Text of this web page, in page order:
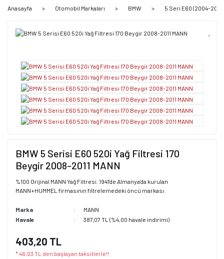
Anasayfa Otomobil Markaları BMW 5 Seri E60 (2004-2011)
BMW 5 Serisi E60 520i Yağ Filtresi 170
Beygir 2008-2011 MANN
%100 Orijinal MANN Yağ Filtresi. 1941'de Almanya'da kurulan
MANN+HUMMEL firmasının filtrelemedeki öncü markası.
Marka
MANN
Havale
387,07 TL (%4,00 havale indirimi)
403,20 TL
* 46,03 TL den başlayan taksitlerle!!